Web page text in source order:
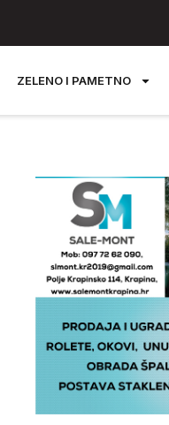
ZELENO I PAMETNO